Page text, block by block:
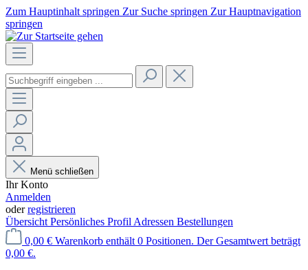
Zum Hauptinhalt springen Zur Suche springen Zur Hauptnavigation
springen
Menü schließen
Ihr Konto
Anmelden
oderregistrieren
Übersicht Persönliches Profil Adressen Bestellungen
0,00 € Warenkorb enthält 0 Positionen. Der Gesamtwert beträgt
0,00 €.